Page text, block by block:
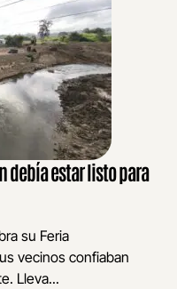
debía estar listo para
su Feria
vecinos confiaban
Lleva...